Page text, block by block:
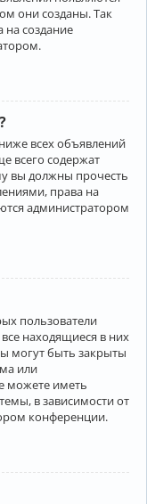
они созданы. Так
создание
всех объявлений
всего содержат
вы должны прочесть
права на
администратором
пользователи
находящиеся в них
могут быть закрыты
или
можете иметь
в зависимости от
конференции.